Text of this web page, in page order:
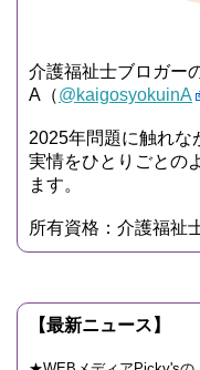
介護福祉士ブロガー
A（@kaigosyokuinA
2025年問題に触れな
実情をひとりごとの
ます。
所有資格：介護福祉
【最新ニュース】